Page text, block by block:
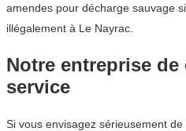
amendes pour décharge sauvage
illégalement à Le Nayrac.
Notre entreprise de
service
Si vous envisagez sérieusement